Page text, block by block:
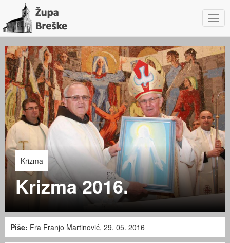
Krizma
Krizma 2016.
Piše: Fra Franjo Martinović, 29. 05. 2016